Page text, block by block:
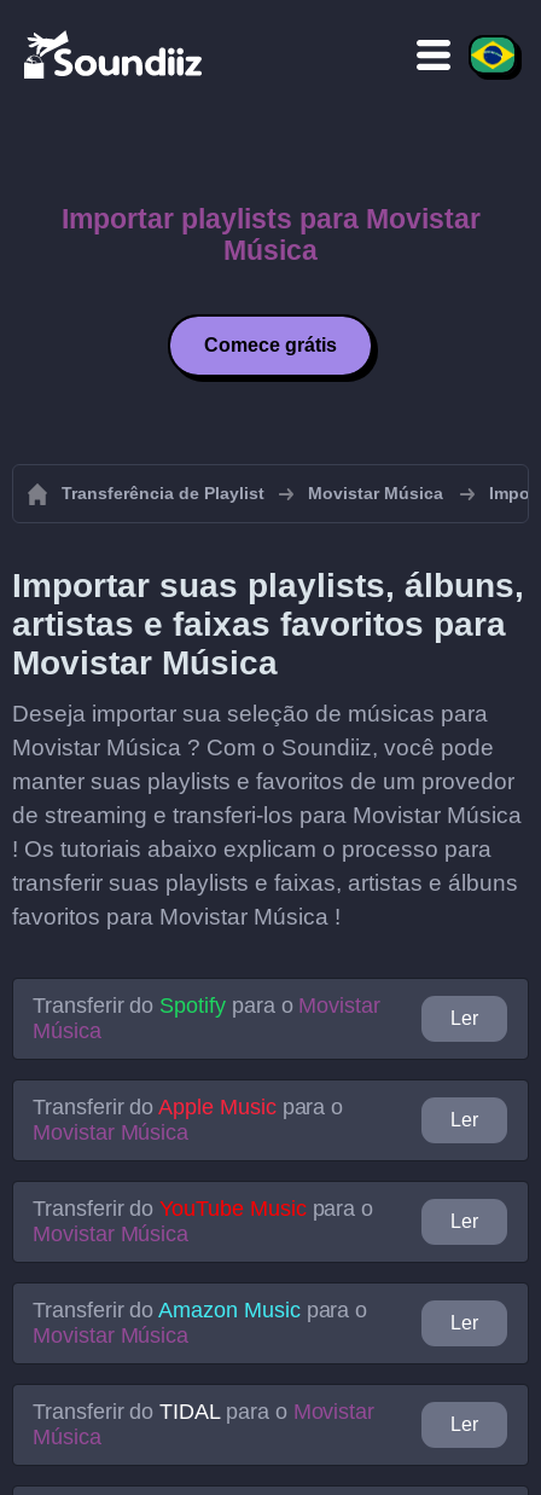
Importar playlists para Movistar
Música
Comece grátis
Transferência de Playlist Movistar Música
Importar suas playlists, álbuns,
artistas e faixas favoritos para
Movistar Música
Deseja importar sua seleção de músicas para
Movistar Música ? Com o Soundiiz, você pode
manter suas playlists e favoritos de um provedor
de streaming e transferi-los para Movistar Música
! Os tutoriais abaixo explicam o processo para
transferir suas playlists e faixas, artistas e álbuns
favoritos para Movistar Música !
Transferir do Spotifypara o Movistar
Música
Ler
Transferir doApple Musicpara o
Movistar Música
Ler
Transferir doYouTube Musicpara o
Movistar Música
Ler
Transferir doAmazon Musicpara o
Movistar Música
Ler
Transferir doTIDALpara o Movistar
Música
Ler